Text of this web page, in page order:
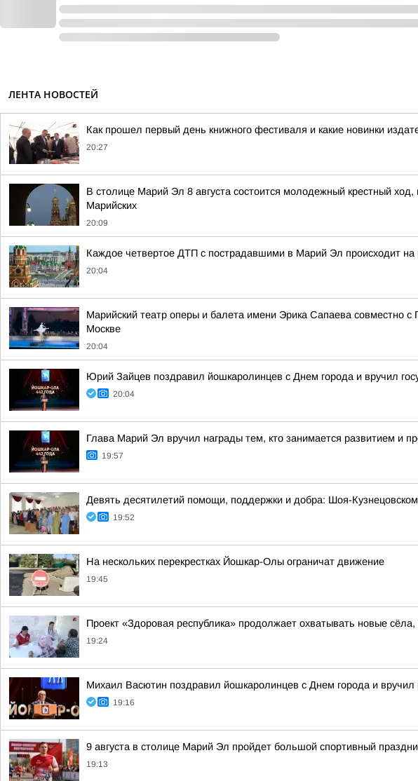
ЛЕНТА НОВОСТЕЙ
Как прошел первый день книжного фестиваля и какие новинки
20:27
В столице Марий Эл 8 августа состоится молодежный крестный
Марийских
20:09
Каждое четвертое ДТП с пострадавшими в Марий Эл происходит на
20:04
Марийский театр оперы и балета имени Эрика Сапаева совместно
Москве
20:04
Юрий Зайцев поздравил йошкаролинцев с Днем города и вручил
20:04
Глава Марий Эл вручил награды тем, кто занимается развитием и
19:57
Девять десятилетий помощи, поддержки и добра: Шоя-
19:52
На нескольких перекрестках Йошкар-Олы ограничат движение
19:45
Проект «Здоровая республика» продолжает охватывать новые
19:24
Михаил Васютин поздравил йошкаролинцев с Днем города и вручил
19:16
9 августа в столице Марий Эл пройдет большой спортивный
19:13